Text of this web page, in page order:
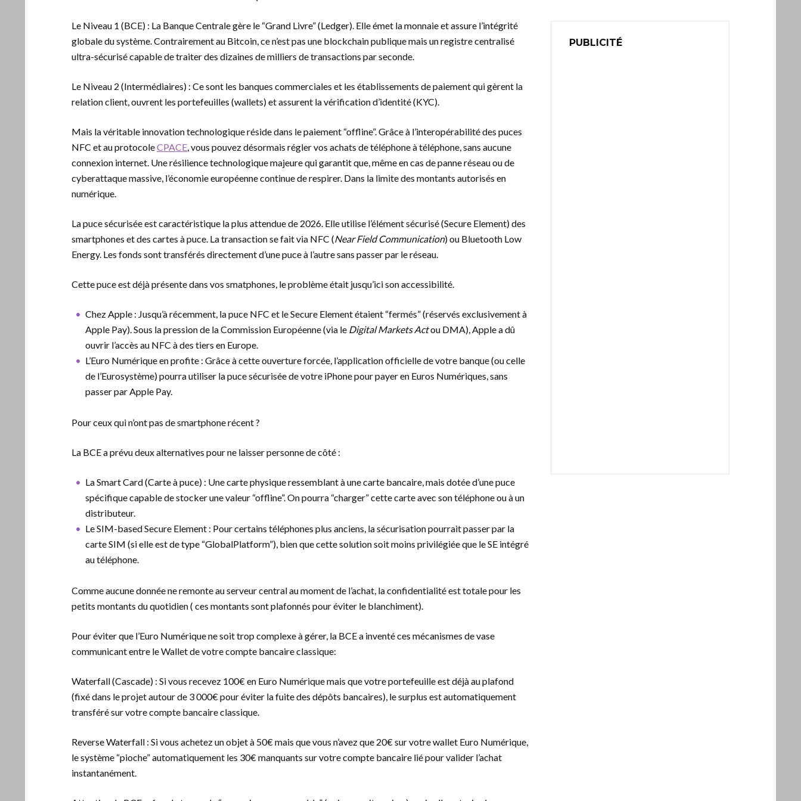
Le Niveau 1 (BCE) : La Banque Centrale gère le “Grand Livre” (Ledger). Elle émet la monnaie et assure l’intégrité
globale du système. Contrairement au Bitcoin, ce n’est pas une blockchain publique mais un registre centralisé
ultra-sécurisé capable de traiter des dizaines de milliers de transactions par seconde.
Le Niveau 2 (Intermédiaires) : Ce sont les banques commerciales et les établissements de paiement qui gèrent la
relation client, ouvrent les portefeuilles (wallets) et assurent la vérification d’identité (KYC).
Mais la véritable innovation technologique réside dans le paiement “offline”. Grâce à l’interopérabilité des puces
NFC et au protocoleCPACE, vous pouvez désormais régler vos achats de téléphone à téléphone, sans aucune
connexion internet. Une résilience technologique majeure qui garantit que, même en cas de panne réseau ou de
cyberattaque massive, l’économie européenne continue de respirer. Dans la limite des montants autorisés en
numérique.
La puce sécurisée est caractéristique la plus attendue de 2026. Elle utilise l’élément sécurisé (Secure Element) des
smartphones et des cartes à puce. La transaction se fait via NFC (Near Field Communication) ou Bluetooth Low
Energy. Les fonds sont transférés directement d’une puce à l’autre sans passer par le réseau.
Cette puce est déjà présente dans vos smatphones, le problème était jusqu’ici son accessibilité.
Chez Apple : Jusqu’à récemment, la puce NFC et le Secure Element étaient “fermés” (réservés exclusivement à
Apple Pay). Sous la pression de la Commission Européenne (via le Digital Markets Actou DMA), Apple a dû
ouvrir l’accès au NFC à des tiers en Europe.
L’Euro Numérique en profite : Grâce à cette ouverture forcée, l’application officielle de votre banque (ou celle
de l’Eurosystème) pourra utiliser la puce sécurisée de votre iPhone pour payer en Euros Numériques, sans
passer par Apple Pay.
Pour ceux qui n’ont pas de smartphone récent ?
La BCE a prévu deux alternatives pour ne laisser personne de côté :
La Smart Card (Carte à puce) : Une carte physique ressemblant à une carte bancaire, mais dotée d’une puce
spécifique capable de stocker une valeur “offline”. On pourra “charger” cette carte avec son téléphone ou à un
distributeur.
Le SIM-based Secure Element : Pour certains téléphones plus anciens, la sécurisation pourrait passer par la
carte SIM (si elle est de type “GlobalPlatform”), bien que cette solution soit moins privilégiée que le SE intégré
au téléphone.
Comme aucune donnée ne remonte au serveur central au moment de l’achat, la confidentialité est totale pour les
petits montants du quotidien ( ces montants sont plafonnés pour éviter le blanchiment).
Pour éviter que l’Euro Numérique ne soit trop complexe à gérer, la BCE a inventé ces mécanismes de vase
communicant entre le Wallet de votre compte bancaire classique:
Waterfall (Cascade) : Si vous recevez 100€ en Euro Numérique mais que votre portefeuille est déjà au plafond
(fixé dans le projet autour de 3 000€ pour éviter la fuite des dépôts bancaires), le surplus est automatiquement
transféré sur votre compte bancaire classique.
Reverse Waterfall : Si vous achetez un objet à 50€ mais que vous n’avez que 20€ sur votre wallet Euro Numérique,
le système “pioche” automatiquement les 30€ manquants sur votre compte bancaire lié pour valider l’achat
instantanément.
PUBLICITÉ